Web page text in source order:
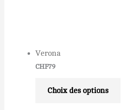
Verona
CHF79
Choix des options